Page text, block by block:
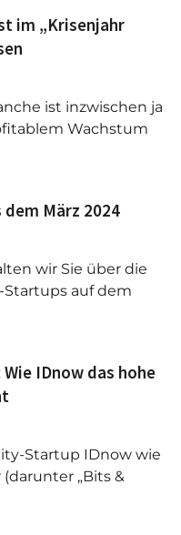
im „Krisenjahr
ist inzwischen ja
Wachstum
März 2024
wir Sie über die
Startups auf dem
IDnow das hohe
Startup IDnow wie
„Bits &